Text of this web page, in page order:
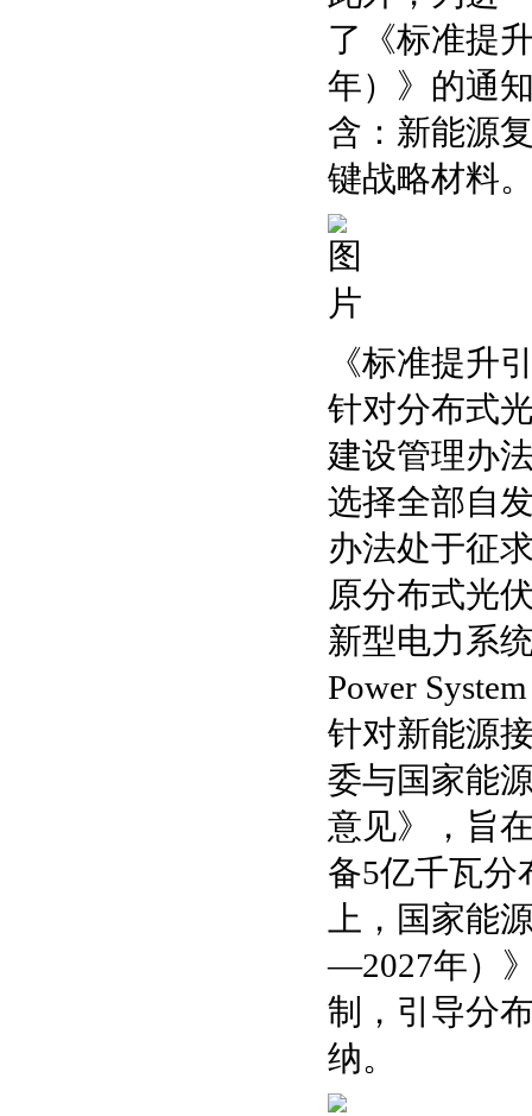
了《标准提
年）》的通
含：新能源
键战略材料
《标准提升
针对分布式
建设管理办
选择全部自
办法处于征
原分布式光
新型电力系
Power System
针对新能源
委与国家能
意见》，旨
备5亿千瓦分
上，国家能
—2027年）
制，引导分
纳。